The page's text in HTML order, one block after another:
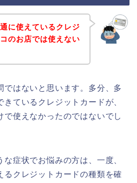
に使えているクレジ
のお店では使えない
ではないと思います。多分、多
きているクレジットカードが、
で使えなかったのではないでし
症状でお悩みの方は、一度、
るクレジットカードの種類を確